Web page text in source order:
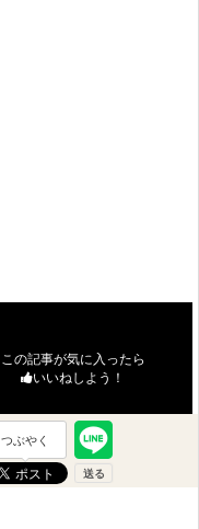
この記事が気に入ったら
いいねしよう！
つぶやく